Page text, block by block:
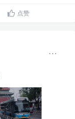
点赞